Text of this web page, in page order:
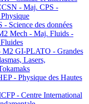
- Maj. CPS -
Science des données
Mech - Maj. Fluids -
GI-PLATO - Grandes
Lasers,
- Physique des Hautes
- Centre International